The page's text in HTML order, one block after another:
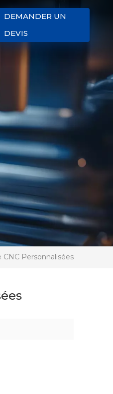
DEMANDER UN
DEVIS
Personnalisées